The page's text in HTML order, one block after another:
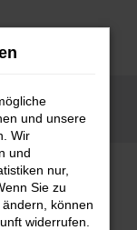
KGM in der
und unsere
Wir
und
nur,
Sie zu
können
widerrufen.